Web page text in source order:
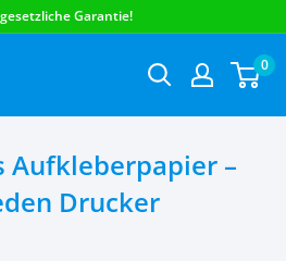
0
Aufkleberpapier –
Drucker